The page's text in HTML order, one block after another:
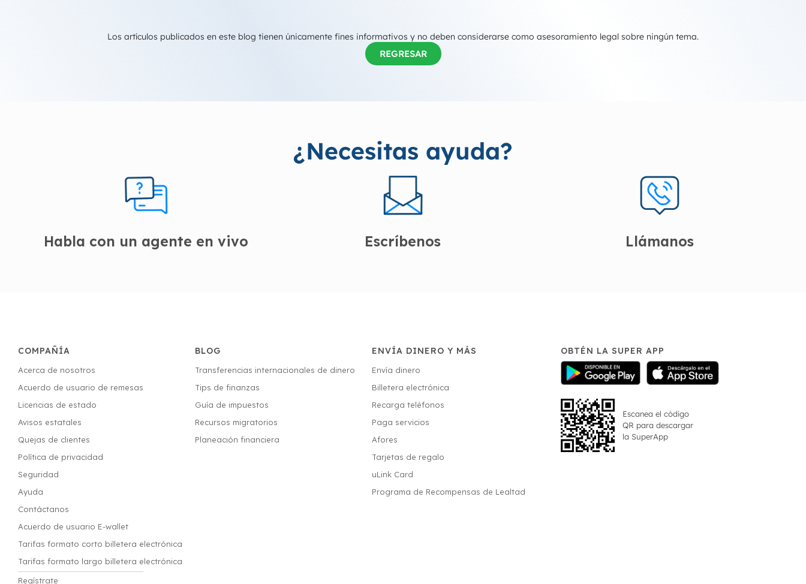
Los artículos publicados en este blog tienen únicamente fines informativos y no deben considerarse como asesoramiento legal sobre ningún tema.
REGRESAR
¿Necesitas ayuda?
Habla con un agente en vivo Escríbenos Llámanos
COMPAÑÍA
Acerca de nosotros
Acuerdo de usuario de remesas
Licencias de estado
Avisos estatales
Quejas de clientes
Política de privacidad
Seguridad
Ayuda
Contáctanos
Acuerdo de usuario E-wallet
Tarifas formato corto billetera electrónica
Tarifas formato largo billetera electrónica
Regístrate
BLOG
Transferencias internacionales de dinero
Tips de finanzas
Guía de impuestos
Recursos migratorios
Planeación financiera
ENVÍA DINERO Y MÁS
Envía dinero
Billetera electrónica
Recarga teléfonos
Paga servicios
Afores
Tarjetas de regalo
uLink Card
Programa de Recompensas de Lealtad
OBTÉN LA SUPER APP
Escanea el código
QR para descargar
la SuperApp